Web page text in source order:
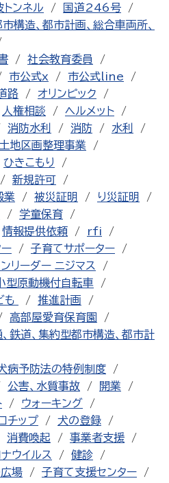
ンネル
国道246号
構造、都市計画、総合車両所、
社会教育委員
市公式x
市公式line
路
オリンピック
人権相談
ヘルメット
消防水利 消防
水利
地区画整理事業
ひきこもり
新規許可
業
被災証明
り災証明
学童保育
情報提供依頼
rfi
ー
子育てサポーター
リーダー ニジマス
型原動機付自転車
も
推進計画
高部屋愛育保育園
鉄道、集約型都市構造、都市計
病予防法の特例制度
公害、水質事故
開業
ウォーキング
チップ
犬の登録
消費喚起
事業者支援
ウイルス
健診
場
子育て支援センター